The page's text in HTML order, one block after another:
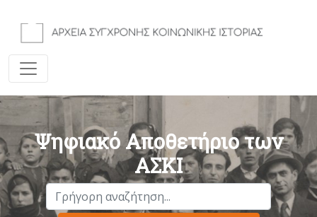
Ψηφιακό Αποθετήριο των
ΑΣΚΙ